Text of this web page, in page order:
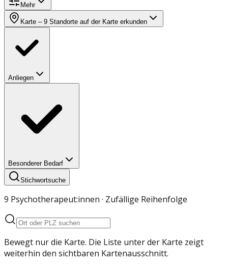
Mehr
Karte – 9 Standorte auf der Karte erkunden
Anliegen
Besonderer Bedarf
Stichwortsuche
9 Psychotherapeut:innen · Zufällige Reihenfolge
Bewegt nur die Karte. Die Liste unter der Karte zeigt
weiterhin den sichtbaren Kartenausschnitt.